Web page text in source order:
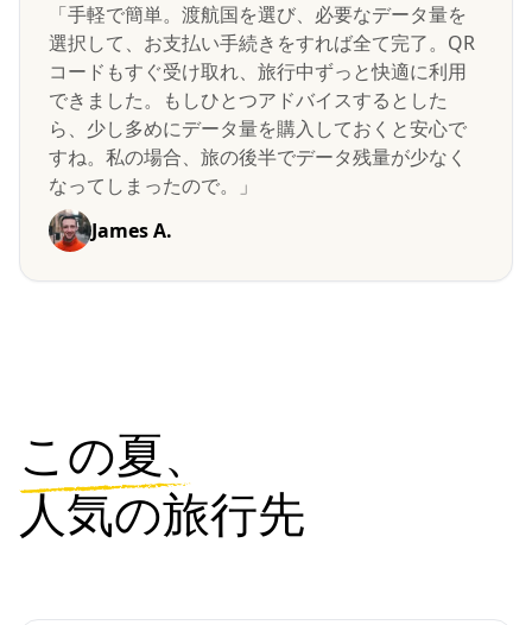
「手軽で簡単。渡航国を選び、必要なデータ量を
選択して、お支払い手続きをすれば全て完了。QR
コードもすぐ受け取れ、旅行中ずっと快適に利用
できました。もしひとつアドバイスするとした
ら、少し多めにデータ量を購入しておくと安心で
すね。私の場合、旅の後半でデータ残量が少なく
なってしまったので。」
James A.
この夏、
人気の旅行先